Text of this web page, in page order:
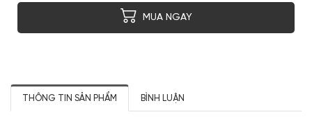
MUA NGAY
THÔNG TIN SẢN PHẨM BÌNH LUẬN